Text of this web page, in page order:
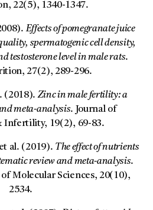
22(5), 1340-1347.
Effects of pomegranate juice
spermatogenic cell density,
testosterone level in male rats.
27(2), 289-296.
(2018).Zinc in male fertility: a
meta-analysis. Journal of
Infertility, 19(2), 69-83.
al. (2019). The effect of nutrients
review and meta-analysis.
Molecular Sciences, 20(10),
2534.